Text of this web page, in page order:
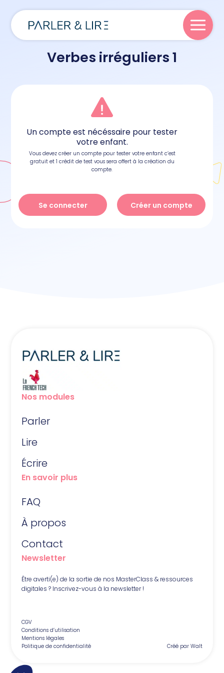
Parler
Lire
Écrire
Blog
À propos
Verbes irréguliers 1
Un compte est nécéssaire pour tester
votre enfant.
Vous devez créer un compte pour tester votre enfant c’est
gratuit et 1 crédit de test vous sera offert à la création du
compte.
Se connecter Créer un compte
Nos modules
Parler
Lire
Écrire
En savoir plus
FAQ
À propos
Contact
Newsletter
Être averti(e) de la sortie de nos MasterClass & ressources
digitales ? Inscrivez-vous à la newsletter !
CGV
Conditions d’utilisation
Mentions légales
Politique de confidentialité
Créé par Walt